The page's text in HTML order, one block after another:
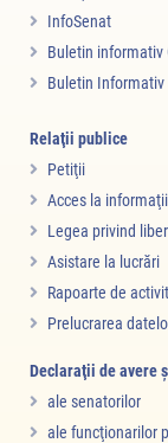
InfoSenat
Buletin informativ
Buletin Informativ
Relaţii publice
Petiţii
Acces la
Legea privind
Asistare la lucrări
Rapoarte de
Prelucrarea
Declaraţii de avere
ale senatorilor
ale funcţionarilor